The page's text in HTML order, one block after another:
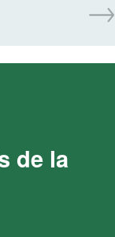
de la